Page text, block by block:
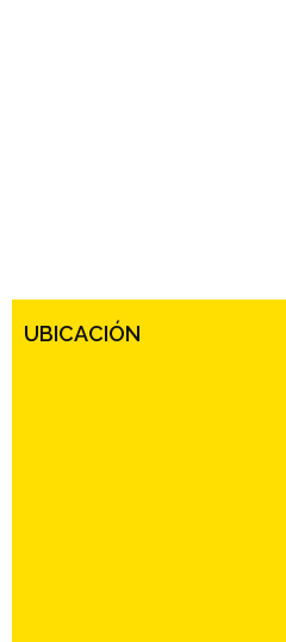
UBICACIÓN